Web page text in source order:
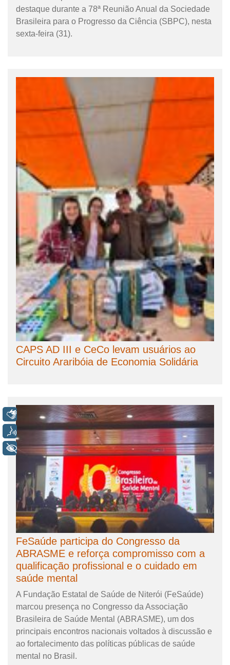
destaque durante a 78ª Reunião Anual da Sociedade
Brasileira para o Progresso da Ciência (SBPC), nesta
sexta-feira (31).
CAPS AD III e CeCo levam usuários ao
Circuito Araribóia de Economia Solidária
FeSaúde participa do Congresso da
ABRASME e reforça compromisso com a
qualificação profissional e o cuidado em
saúde mental
A Fundação Estatal de Saúde de Niterói (FeSaúde)
marcou presença no Congresso da Associação
Brasileira de Saúde Mental (ABRASME), um dos
principais encontros nacionais voltados à discussão e
ao fortalecimento das políticas públicas de saúde
mental no Brasil.
Libras
Voz
+ Acessibilidade